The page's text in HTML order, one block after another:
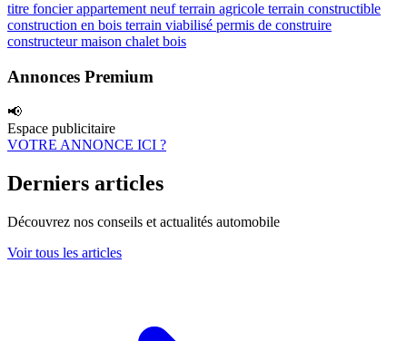
titre foncierappartement neufterrain agricole terrain constructible
construction en bois terrain viabilisé permis de construire
constructeur maison chalet bois
Annonces Premium
📢
Espace publicitaire
VOTRE ANNONCE ICI ?
Derniers articles
Découvrez nos conseils et actualités automobile
Voir tous les articles